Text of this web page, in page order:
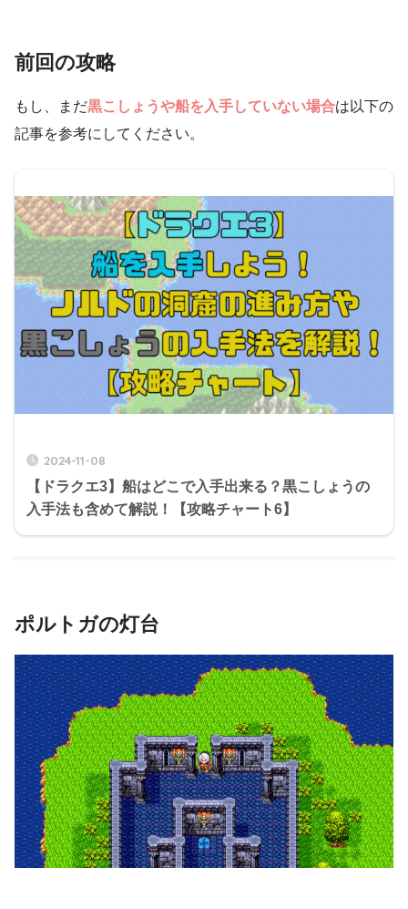
前回の攻略
もし、まだ黒こしょうや船を入手していない場合は以下の
記事を参考にしてください。
2024-11-08
【ドラクエ3】船はどこで入手出来る？黒こしょうの
入手法も含めて解説！【攻略チャート6】
ポルトガの灯台